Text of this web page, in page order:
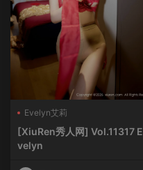
Evelyn艾莉
[XiuRen秀人网] Vol.11317 E
velyn